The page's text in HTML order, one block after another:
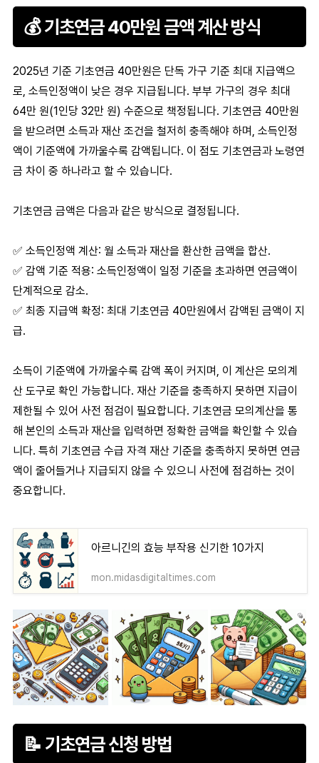
💰 기초연금 40만원 금액 계산 방식
2025년 기준 기초연금 40만원은 단독 가구 기준 최대 지급액으
로, 소득인정액이 낮은 경우 지급됩니다. 부부 가구의 경우 최대
64만 원(1인당 32만 원) 수준으로 책정됩니다. 기초연금 40만원
을 받으려면 소득과 재산 조건을 철저히 충족해야 하며, 소득인정
액이 기준액에 가까울수록 감액됩니다. 이 점도 기초연금과 노령연
금 차이 중 하나라고 할 수 있습니다.
기초연금 금액은 다음과 같은 방식으로 결정됩니다.
✅ 소득인정액 계산: 월 소득과 재산을 환산한 금액을 합산.
✅ 감액 기준 적용: 소득인정액이 일정 기준을 초과하면 연금액이
단계적으로 감소.
✅ 최종 지급액 확정: 최대 기초연금 40만원에서 감액된 금액이 지
급.
소득이 기준액에 가까울수록 감액 폭이 커지며, 이 계산은 모의계
산 도구로 확인 가능합니다. 재산 기준을 충족하지 못하면 지급이
제한될 수 있어 사전 점검이 필요합니다. 기초연금 모의계산을 통
해 본인의 소득과 재산을 입력하면 정확한 금액을 확인할 수 있습
니다. 특히 기초연금 수급 자격 재산 기준을 충족하지 못하면 연금
액이 줄어들거나 지급되지 않을 수 있으니 사전에 점검하는 것이
중요합니다.
아르니긴의 효능 부작용 신기한 10가지
mon.midasdigitaltimes.com
📝 기초연금 신청 방법